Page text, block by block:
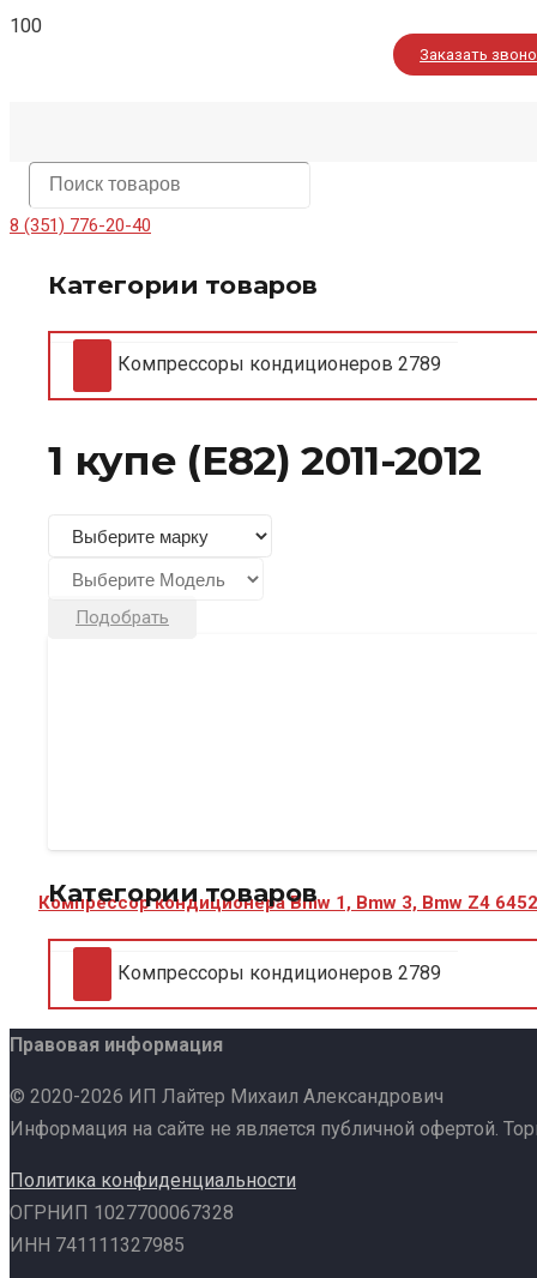
Заказать
8 (351) 776-20-40
Категории товаров
Компрессоры кондиционеров 2789
1 купе (E82) 2011-2012
Подобрать
Компрессор кондиционера Bmw 1, Bmw 3, Bmw Z4
Категории товаров
Компрессоры кондиционеров 2789
Правовая информация
© 2020-2026 ИП Лайтер Михаил Александрович
Информация на сайте не является публичной офертой.
Политика конфиденциальности
ОГРНИП 1027700067328
ИНН 741111327985